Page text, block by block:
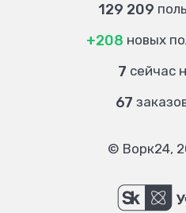
129 209
+208 новых
7 сейчас
67
© Ворк24,